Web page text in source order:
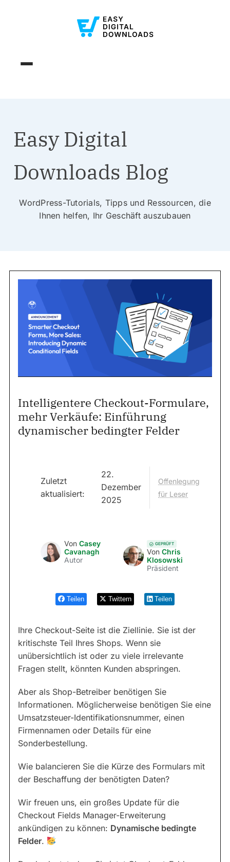
Easy Digital
Downloads Blog
WordPress-Tutorials, Tipps und Ressourcen, die
Ihnen helfen, Ihr Geschäft auszubauen
Intelligentere Checkout-Formulare,
mehr Verkäufe: Einführung
dynamischer bedingter Felder
Zuletzt
aktualisiert:
22.
Dezember
2025
Offenlegung
für Leser
Von Casey
Cavanagh
Autor
GEPRÜFT
Von Chris
Klosowski
Präsident
Teilen Twittern Teilen
Ihre Checkout-Seite ist die Ziellinie. Sie ist der
kritischste Teil Ihres Shops. Wenn sie
unübersichtlich ist oder zu viele irrelevante
Fragen stellt, könnten Kunden abspringen.
Aber als Shop-Betreiber benötigen Sie
Informationen. Möglicherweise benötigen Sie eine
Umsatzsteuer-Identifikationsnummer, einen
Firmennamen oder Details für eine
Sonderbestellung.
Wie balancieren Sie die Kürze des Formulars mit
der Beschaffung der benötigten Daten?
Wir freuen uns, ein großes Update für die
Checkout Fields Manager-Erweiterung
ankündigen zu können: Dynamische bedingte
Felder.